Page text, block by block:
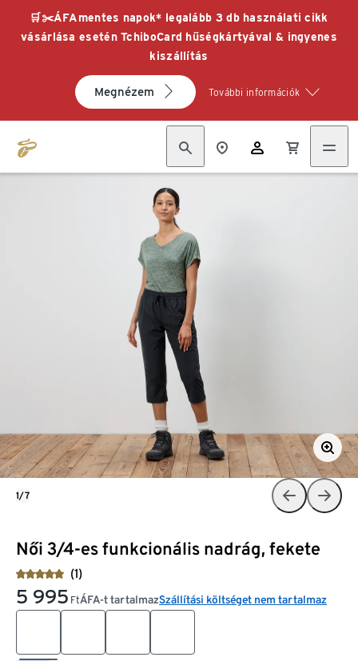
🛒✂️ÁFAmentes napok* legalább 3 db használati cikk
vásárlása esetén TchiboCard hűségkártyával & ingyenes
kiszállítás
Megnézem További információk
Női 3/4-es funkcionális nadrág, fekete
(1)
5 995 FtÁFA-t tartalmazSzállítási költséget nem tartalmaz
1/7